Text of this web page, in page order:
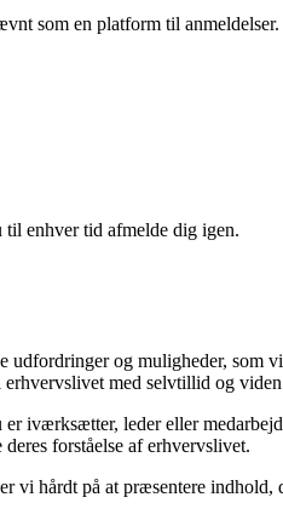
som en platform til anmeldelser.
enhver tid afmelde dig igen.
og muligheder, som
med selvtillid og
er iværksætter, leder eller
forståelse af erhvervslivet.
hårdt på at præsentere indhold,